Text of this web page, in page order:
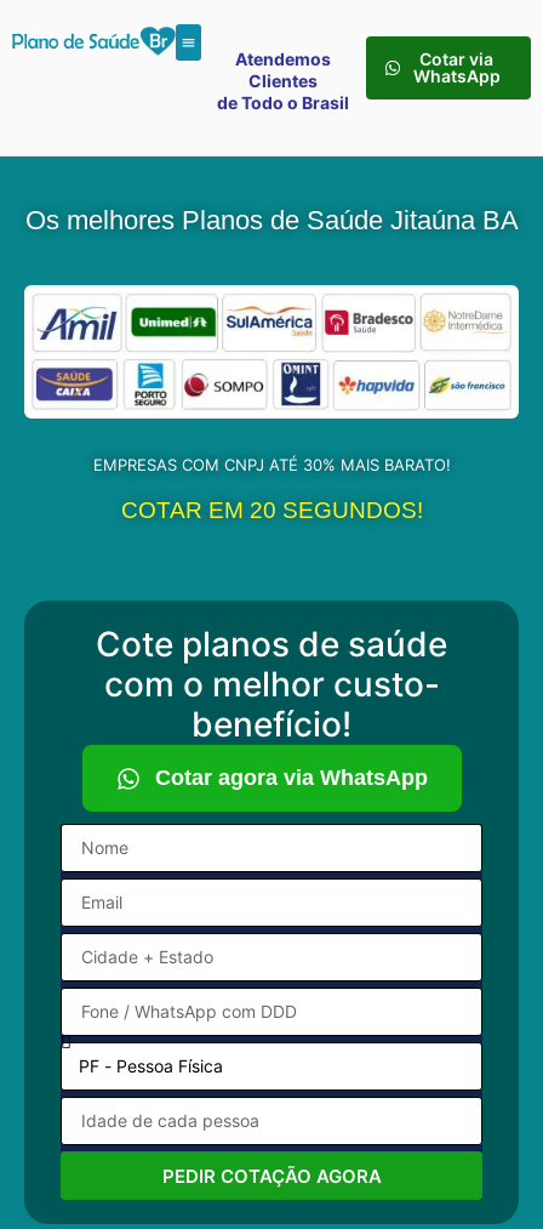
Atendemos
Clientes
de Todo o Brasil
Cotar via
WhatsApp
Os melhores Planos de Saúde Jitaúna BA
EMPRESAS COM CNPJ ATÉ 30% MAIS BARATO!
COTAR EM 20 SEGUNDOS!​
Cote planos de saúde
com o melhor custo-
benefício!
Cotar agora via WhatsApp
PEDIR COTAÇÃO AGORA